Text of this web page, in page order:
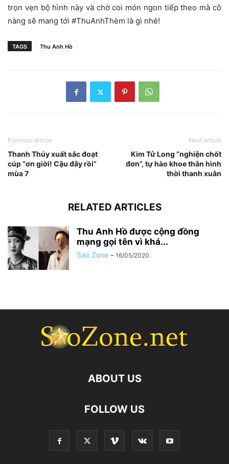
trọn vẹn bộ hình này và chờ coi món ngon tiếp theo mà cô
nàng sẽ mang tới #ThuAnhThèm là gì nhé!
TAGS Thu Anh Hồ
Previous article
Thanh Thúy xuất sắc đoạt
cúp “ơn giời! Cậu đây rồi”
mùa 7
Next article
Kim Tử Long “nghiện chốt
đơn”, tự hào khoe thân hình
thời thanh xuân
RELATED ARTICLES
Thu Anh Hồ được cộng đồng
mạng gọi tên vì khá...
Sao Zone - 16/05/2020
ABOUT US
FOLLOW US